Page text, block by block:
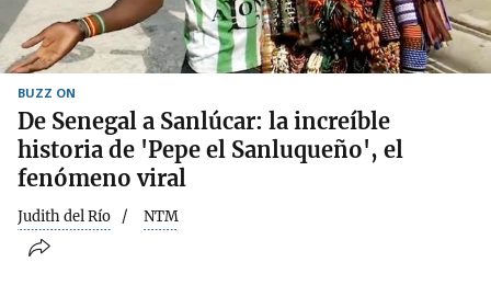
BUZZ ON
De Senegal a Sanlúcar: la increíble
historia de 'Pepe el Sanluqueño', el
fenómeno viral
Judith del Río NTM